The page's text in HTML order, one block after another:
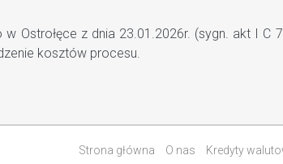
w Ostrołęce z dnia 23.01.2026r. (sygn. akt I
kosztów procesu.
Strona główna O nas Kredyty